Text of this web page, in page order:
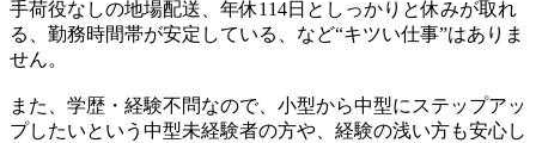
手荷役なしの地場配送、年休114日としっかりと休みが取れ
る、勤務時間帯が安定している、など“キツい仕事”はありま
せん。
また、学歴・経験不問なので、小型から中型にステップアッ
プしたいという中型未経験者の方や、経験の浅い方も安心し